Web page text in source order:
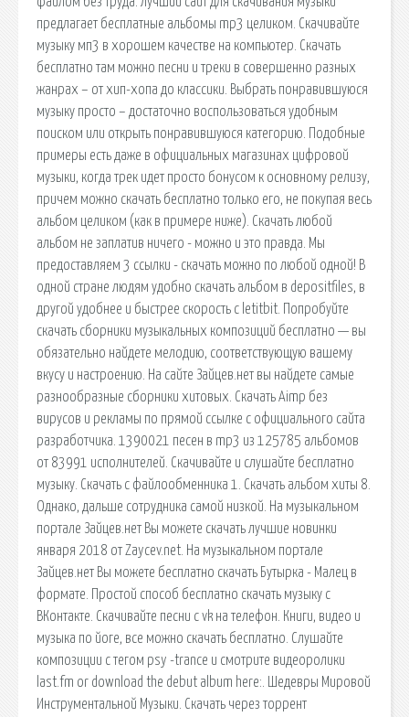
предлагает бесплатные альбомы mp3 целиком. Скачивайте
музыку мп3 в хорошем качестве на компьютер. Скачать
бесплатно там можно песни и треки в совершенно разных
жанрах – от хип-хопа до классики. Выбрать понравившуюся
музыку просто – достаточно воспользоваться удобным
поиском или открыть понравившуюся категорию. Подобные
примеры есть даже в официальных магазинах цифровой
музыки, когда трек идет просто бонусом к основному релизу,
причем можно скачать бесплатно только его, не покупая весь
альбом целиком (как в примере ниже). Скачать любой
альбом не заплатив ничего - можно и это правда. Мы
предоставляем 3 ссылки - скачать можно по любой одной! В
одной стране людям удобно скачать альбом в depositfiles, в
другой удобнее и быстрее скорость с letitbit. Попробуйте
скачать сборники музыкальных композиций бесплатно — вы
обязательно найдете мелодию, соответствующую вашему
вкусу и настроению. На сайте Зайцев.нет вы найдете самые
разнообразные сборники хитовых. Скачать Aimp без
вирусов и рекламы по прямой ссылке с официального сайта
разработчика. 1390021 песен в mp3 из 125785 альбомов
от 83991 исполнителей. Скачивайте и слушайте бесплатно
музыку. Скачать с файлообменника 1. Скачать альбом хиты 8.
Однако, дальше сотрудника самой низкой. На музыкальном
портале Зайцев.нет Вы можете скачать лучшие новинки
января 2018 от Zaycev.net. На музыкальном портале
Зайцев.нет Вы можете бесплатно скачать Бутырка - Малец в
формате. Простой способ бесплатно скачать музыку с
ВКонтакте. Скачивайте песни c vk на телефон. Книги, видео и
музыка по йоге, все можно скачать бесплатно. Слушайте
композиции с тегом psy -trance и смотрите видеоролики
last.fm or download the debut album here:. Шедевры Мировой
Инструментальной Музыки. Скачать через торрент